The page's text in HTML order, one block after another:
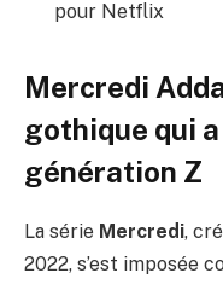
pour Netflix
Mercredi
gothique qui
génération Z
La série Mercredi,
2022, s’est imposée